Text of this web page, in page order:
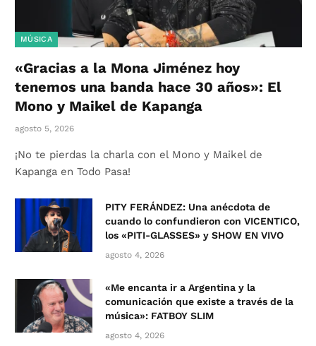
MÚSICA
«Gracias a la Mona Jiménez hoy
tenemos una banda hace 30 años»: El
Mono y Maikel de Kapanga
agosto 5, 2026
¡No te pierdas la charla con el Mono y Maikel de
Kapanga en Todo Pasa!
PITY FERÁNDEZ: Una anécdota de
cuando lo confundieron con VICENTICO,
los «PITI-GLASSES» y SHOW EN VIVO
agosto 4, 2026
«Me encanta ir a Argentina y la
comunicación que existe a través de la
música»: FATBOY SLIM
agosto 4, 2026